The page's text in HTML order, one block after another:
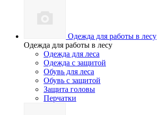
Одежда для работы в лесу
Одежда для работы в лесу
Одежда для леса
Одежда с защитой
Обувь для леса
Обувь с защитой
Защита головы
Перчатки